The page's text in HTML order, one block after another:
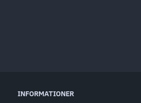
INFORMATIONER